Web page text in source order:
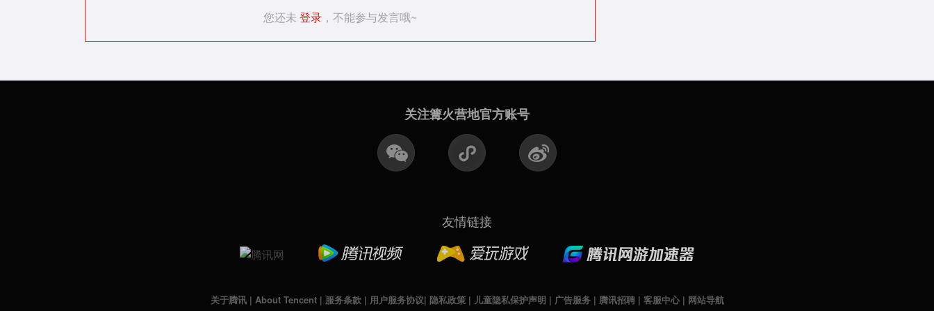
您还未 登录 ，不能参与发言哦~
关注篝火营地官方账号
友情链接
关于腾讯| About Tencent| 服务条款| 用户服务协议| 隐私政策| 儿童隐私保护声明 | 广告服务| 腾讯招聘| 客服中心| 网站导航